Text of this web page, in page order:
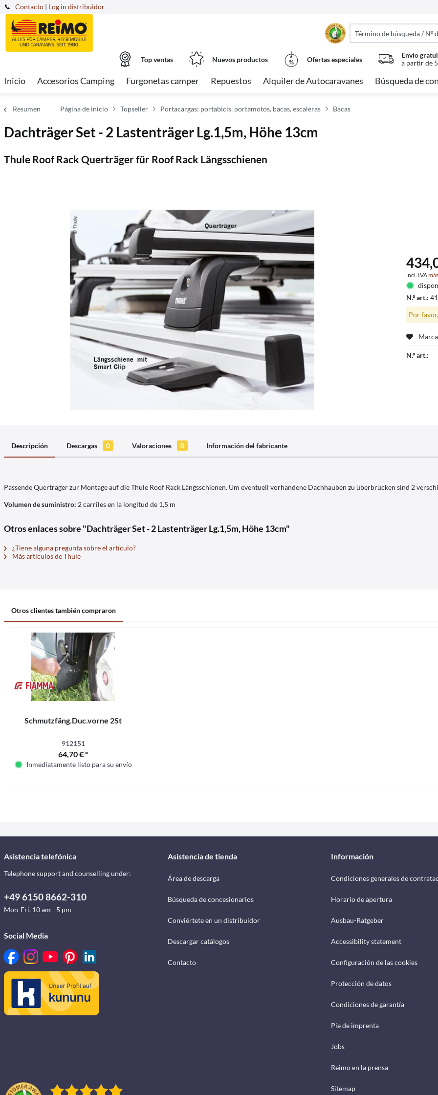
Contacto | Log in distribuidor
Top ventas Nuevos productos Ofertas especiales
Envío
a partir de
Inicio Accesorios Camping Furgonetas camper Repuestos Alquiler de Autocaravanes Búsqueda de
Resumen Página de inicio Topseller Portacargas: portabicis, portamotos, bacas, escaleras Bacas
Dachträger Set - 2 Lastenträger Lg.1,5m, Höhe 13cm
Thule Roof Rack Querträger für Roof Rack Längsschienen
incl. IVA
N.º art.:
Por
N.º art.:
Descripción Descargas 0 Valoraciones 0 Información del fabricante
Passende Querträger zur Montage auf die Thule Roof Rack Längsschienen. Um eventuell vorhandene Dachhauben zu überbrücken sind 2
Volumen de suministro: 2 carriles en la longitud de 1,5 m
Otros enlaces sobre "Dachträger Set - 2 Lastenträger Lg.1,5m, Höhe 13cm"
¿Tiene alguna pregunta sobre el artículo?
Más artículos de Thule
Otros clientes también compraron
Schmutzfäng.Duc.vorne 2St
912151
64,70 € *
Inmediatamente listo para su envío
Asistencia telefónica
Telephone support and counselling under:
+49 6150 8662-310
Mon-Fri, 10 am - 5 pm
Social Media
Asistencia de tienda
Área de descarga
Búsqueda de concesionarios
Conviértete en un distribuidor
Descargar catálogos
Contacto
Información
Condiciones generales de
Horario de apertura
Ausbau-Ratgeber
Accessibility statement
Configuración de las cookies
Protección de datos
Condiciones de garantía
Pie de imprenta
Jobs
Reimo en la prensa
Sitemap